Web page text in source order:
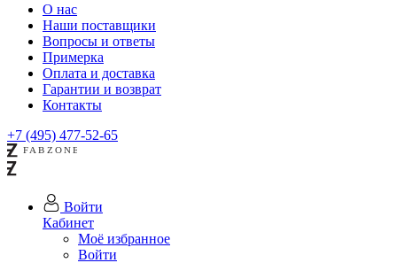
О нас
Наши поставщики
Вопросы и ответы
Примерка
Оплата и доставка
Гарантии и возврат
Контакты
+7 (495) 477-52-65
Войти
Кабинет
Моё избранное
Войти